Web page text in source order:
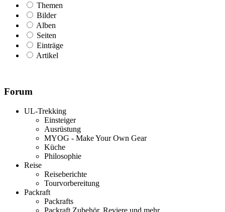
Themen
Bilder
Alben
Seiten
Einträge
Artikel
Forum
UL-Trekking
Einsteiger
Ausrüstung
MYOG - Make Your Own Gear
Küche
Philosophie
Reise
Reiseberichte
Tourvorbereitung
Packraft
Packrafts